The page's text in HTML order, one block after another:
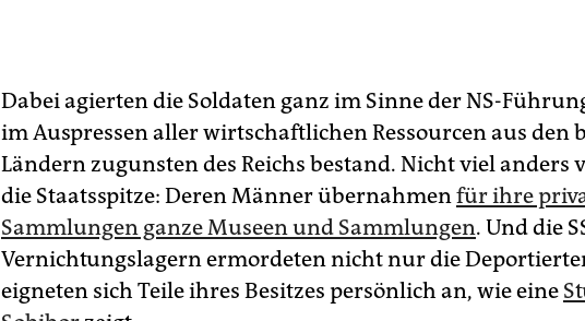
Dabei agierten die Soldaten ganz im Sinne der NS-
im Auspressen aller wirtschaftlichen Ressourcen aus den
Ländern zugunsten des Reichs bestand. Nicht viel anders
die Staatsspitze: Deren Männer übernahmenfür ihre
Sammlungen ganze Museen und Sammlungen. Und die
Vernichtungslagern ermordeten nicht nur die
eigneten sich Teile ihres Besitzes persönlich an, wie eine